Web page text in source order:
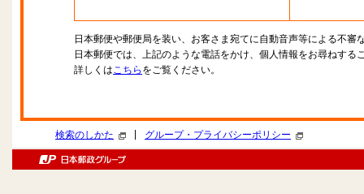
日本郵便や郵便局を装い、お客さま宛てに自動音声等による不審
日本郵便では、上記のような電話をかけ、個人情報をお尋ねする
詳しくはこちら をご覧ください。
検索のしかた グループ・プライバシーポリシー